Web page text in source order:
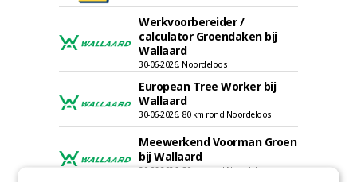
Werkvoorbereider /
calculator Groendaken bij
Wallaard
30-06-2026, Noordeloos
European Tree Worker bij
Wallaard
30-06-2026, 80 km rond Noordeloos
Meewerkend Voorman Groen
bij Wallaard
30-06-2026, 80 km rond Noordeloos